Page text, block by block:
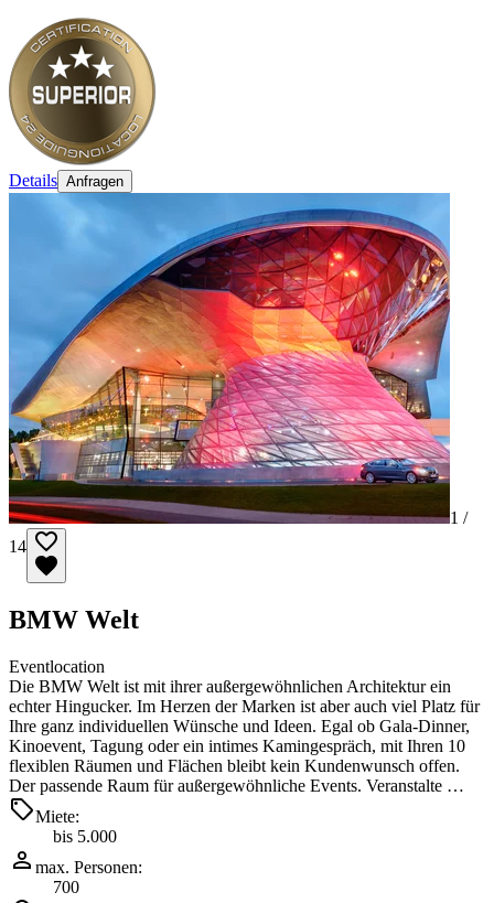
Details Anfragen
1 /
14
BMW Welt
Eventlocation
Die BMW Welt ist mit ihrer außergewöhnlichen Architektur ein
echter Hingucker. Im Herzen der Marken ist aber auch viel Platz für
Ihre ganz individuellen Wünsche und Ideen. Egal ob Gala-Dinner,
Kinoevent, Tagung oder ein intimes Kamingespräch, mit Ihren 10
flexiblen Räumen und Flächen bleibt kein Kundenwunsch offen.
Der passende Raum für außergewöhnliche Events. Veranstalte …
Miete:
bis 5.000
max. Personen:
700